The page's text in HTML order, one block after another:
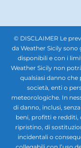
© DISCLAIMER Le
da Weather Sicily
disponibili e con i
Weather Sicily non
qualsiasi danno che
società, enti o
meteorologiche. In
di danno, inclusi,
beni, profitti e redditi,
ripristino, di
incidentali o